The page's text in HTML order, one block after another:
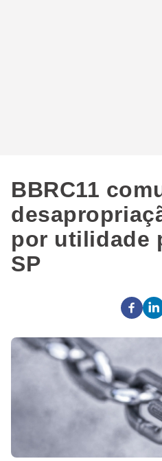
BBRC11
por utilidade
SP